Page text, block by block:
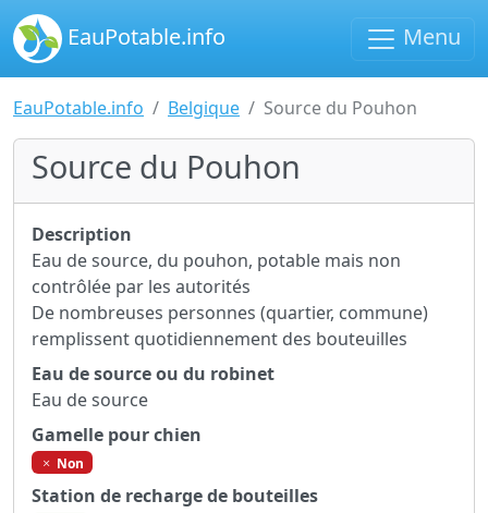
EauPotable.info Menu
EauPotable.info Belgique Source du Pouhon
Source du Pouhon
Description
Eau de source, du pouhon, potable mais non
contrôlée par les autorités
De nombreuses personnes (quartier, commune)
remplissent quotidiennement des bouteuilles
Eau de source ou du robinet
Eau de source
Gamelle pour chien
Non
Station de recharge de bouteilles